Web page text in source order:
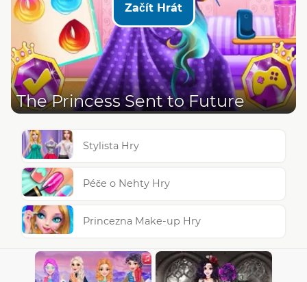
Začít Hrát
The Princess Sent to Future
Stylista Hry
Péče o Nehty Hry
Princezna Make-up Hry